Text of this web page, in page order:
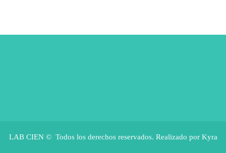
LAB CIEN © Todos los derechos reservados. Realizado por Kyra